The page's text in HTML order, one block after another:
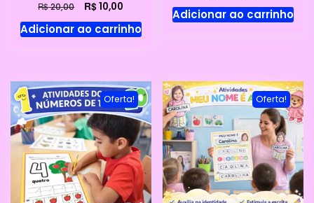
R$20,00
preço
original
R$10,00
preço
atual
Adicionar ao carrinho
preço
original
preço
atual
Adicionar ao carrinho
Oferta! Oferta!